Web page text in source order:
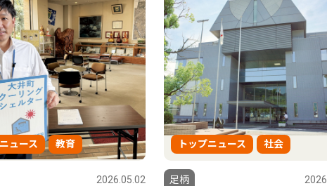
ュース 教育
2026.05.02
トップニュース 社会
足柄